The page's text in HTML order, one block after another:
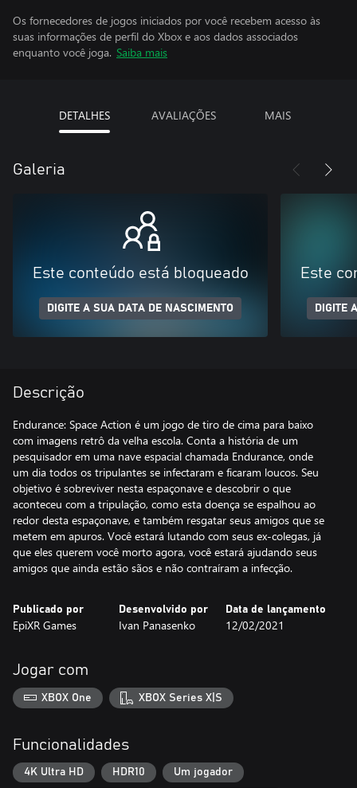
Os fornecedores de jogos iniciados por você recebem acesso às
suas informações de perfil do Xbox e aos dados associados
enquanto você joga. Saiba mais
DETALHES AVALIAÇÕES MAIS
Galeria
Este conteúdo está bloqueado
DIGITE A SUA DATA DE NASCIMENTO
Este
DIGITE
Descrição
Endurance: Space Action é um jogo de tiro de cima para baixo
com imagens retrô da velha escola. Conta a história de um
pesquisador em uma nave espacial chamada Endurance, onde
um dia todos os tripulantes se infectaram e ficaram loucos. Seu
objetivo é sobreviver nesta espaçonave e descobrir o que
aconteceu com a tripulação, como esta doença se espalhou ao
redor desta espaçonave, e também resgatar seus amigos que se
metem em apuros. Você estará lutando com seus ex-colegas, já
que eles querem você morto agora, você estará ajudando seus
Publicado por
EpiXR Games
Desenvolvido por
Ivan Panasenko
Data de lançamento
12/02/2021
Jogar com
XBOX One XBOX Series X|S
Funcionalidades
4K Ultra HD HDR10 Um jogador